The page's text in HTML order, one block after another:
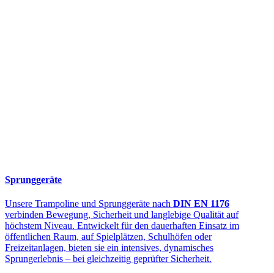
Sprunggeräte
Unsere Trampoline und Sprunggeräte nach DIN EN 1176
verbinden Bewegung, Sicherheit und langlebige Qualität auf
höchstem Niveau. Entwickelt für den dauerhaften Einsatz im
öffentlichen Raum, auf Spielplätzen, Schulhöfen oder
Freizeitanlagen, bieten sie ein intensives, dynamisches
Sprungerlebnis – bei gleichzeitig geprüfter Sicherheit.